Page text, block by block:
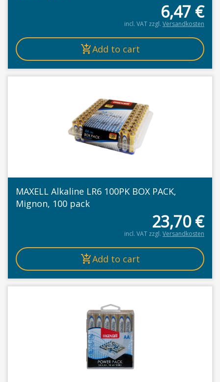
6,47 €
incl. VAT zzgl. Versandkosten
Add to cart
MAXELL Alkaline LR6 100PK BOX PACK,
Mignon, 100 pack
23,70€
incl. VAT zzgl. Versandkosten
Add to cart